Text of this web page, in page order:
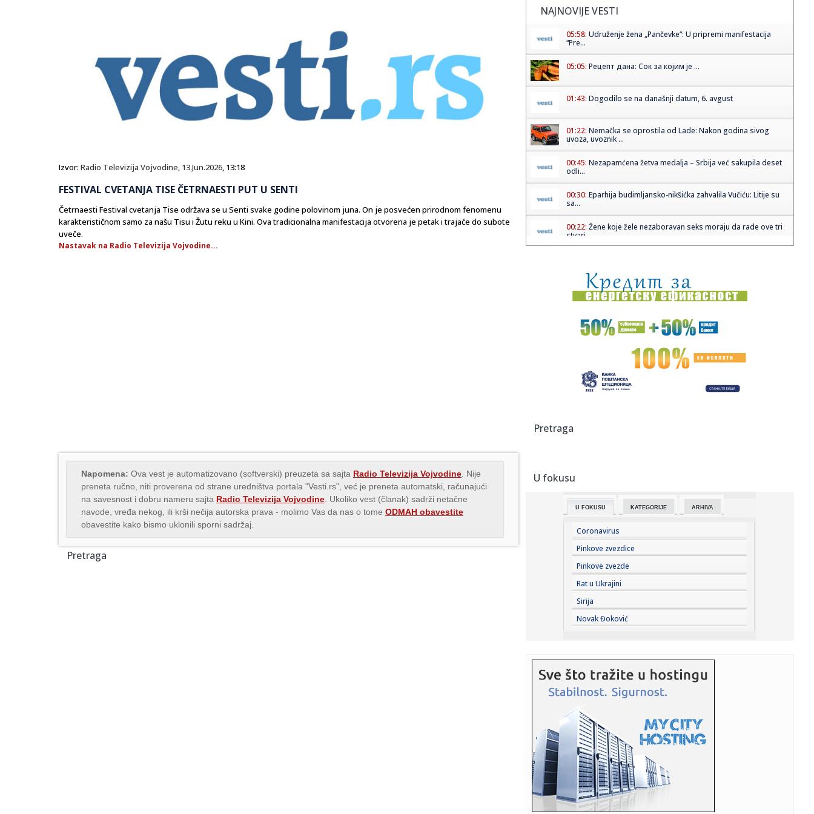
Izvor: Radio Televizija Vojvodine, 13.Jun.2026, 13:18
FESTIVAL CVETANJA TISE ČETRNAESTI PUT U SENTI
Četrnaesti Festival cvetanja Tise održava se u Senti svake godine polovinom juna. On je posvećen prirodnom fenomenu
karakterističnom samo za našu Tisu i Žutu reku u Kini. Ova tradicionalna manifestacija otvorena je petak i trajaće do subote
uveče.
Nastavak na Radio Televizija Vojvodine...
Napomena: Ova vest je automatizovano (softverski) preuzeta sa sajta Radio Televizija Vojvodine . Nije
preneta ručno, niti proverena od strane uredništva portala "Vesti.rs", već je preneta automatski, računajući
na savesnost i dobru nameru sajta Radio Televizija Vojvodine . Ukoliko vest (članak) sadrži netačne
navode, vređa nekog, ili krši nečija autorska prava - molimo Vas da nas o tome ODMAH obavestite
obavestite kako bismo uklonili sporni sadržaj.
Pretraga
NAJNOVIJE VESTI
05:58: Udruženje žena „Pančevke“: U pripremi manifestacija
“Pre...
05:05: Рецепт дана: Сок за којим је ...
01:43: Dogodilo se na današnji datum, 6. avgust
01:22: Nemačka se oprostila od Lade: Nakon godina sivog
uvoza, uvoznik ...
00:45: Nezapamćena žetva medalja – Srbija već sakupila deset
odli...
00:30: Eparhija budimljansko-nikšićka zahvalila Vučiću: Litije su
sa...
00:22: Žene koje žele nezaboravan seks moraju da rade ove tri
stvari
00:15:Drama na plaži u Italiji! Doktorka iz Beograda pritrčala
turist...
00:02:Na današnji dan, 6. avgust
Tri medalje za Srbiju na EP
23:47:KIKS PANATINAIKOSA UPRKOS OGROMNIM ULAGANJIMA:
sam iz...
23:35:
23:35:
Crveni alarm u Evropi: Rekordi padaju, reke presušuju,
23:33:Novi rat Anđeline Džoli i Breda Pita! Glumac traži da otkrije
23:27:Pre „Černobiljske molitve“, stavite ovu knjigu nobelovke na
23:23:Lavlje srce srpskih juniorki! Srbija u dramatičnoj završnici
sr...
23:21: Betis očitao lekciju Arsenalu
23:19:
23:09:KECMANOVIĆ PAO POSLE MARATONA: Srbin dobio prvi
set, pa poklekao...
23:06:Bibi rekao "ne" Trampu
23:01:Slučaj Huse B. iz BiH pokrenuo “lavinu” u Kelnu, provjerava
Pretraga
U fokusu
U FOKUSU KATEGORIJE ARHIVA
Coronavirus
Pinkove zvezdice
Pinkove zvezde
Rat u Ukrajini
Sirija
Novak Đoković